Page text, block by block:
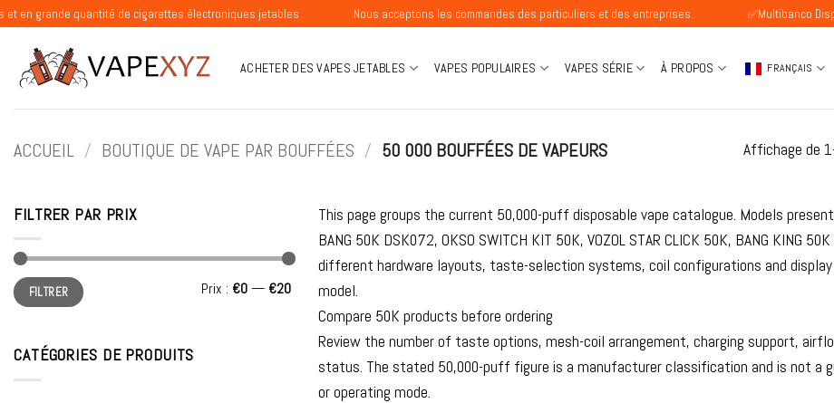
Passer
contenu
quantité de cigarettes électroniques jetables Nous acceptons les commandes des particuliers et des entreprises. ✅Multibanco Disponible
ACHETER DES VAPES JETABLES VAPES POPULAIRES VAPES SÉRIE À PROPOS FRANÇAIS
ACCUEIL / BOUTIQUE DE VAPE PAR BOUFFÉES / 50 000 BOUFFÉES DE VAPEURS Affichage de
FILTRER PAR PRIX
Prix
min
Prix
maxFILTRER Prix : €0 — €20
CATÉGORIES DE PRODUITS
This page groups the current 50,000-puff disposable vape catalogue. Models
BANG 50K DSK072, OKSO SWITCH KIT 50K, VOZOL STAR CLICK 50K, BANG KING
different hardware layouts, taste-selection systems, coil configurations and
model.
Compare 50K products before ordering
Review the number of taste options, mesh-coil arrangement, charging support,
status. The stated 50,000-puff figure is a manufacturer classification and is not a
or operating mode.